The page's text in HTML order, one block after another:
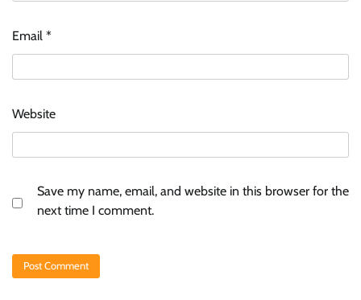
Email *
Website
Save my name, email, and website in this browser for the
next time I comment.